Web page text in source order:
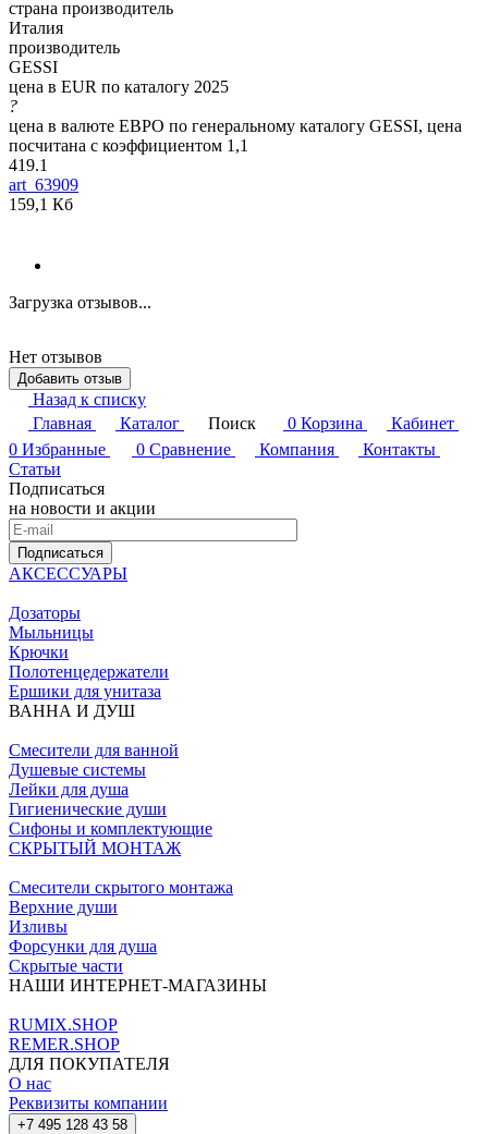
страна производитель
Италия
производитель
GESSI
цена в EUR по каталогу 2025
?
цена в валюте ЕВРО по генеральному каталогу GESSI, цена
посчитана с коэффициентом 1,1
419.1
art_63909
159,1 Кб
Загрузка отзывов...
Нет отзывов
Добавить отзыв
Назад к списку
Главная
Каталог Поиск 0 Корзина
Кабинет
0 Избранные 0 Сравнение Компания
Контакты
Статьи
Подписаться
на новости и акции
Подписаться
АКСЕССУАРЫ
Дозаторы
Мыльницы
Крючки
Полотенцедержатели
Ершики для унитаза
ВАННА И ДУШ
Смесители для ванной
Душевые системы
Лейки для душа
Гигиенические души
Сифоны и комплектующие
СКРЫТЫЙ МОНТАЖ
Смесители скрытого монтажа
Верхние души
Изливы
Форсунки для душа
Скрытые части
НАШИ ИНТЕРНЕТ-МАГАЗИНЫ
RUMIX.SHOP
REMER.SHOP
ДЛЯ ПОКУПАТЕЛЯ
О нас
Реквизиты компании
+7 495 128 43 58